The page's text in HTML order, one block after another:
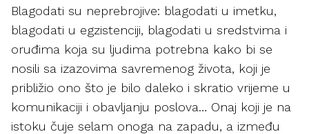
Blagodati su neprebrojive: blagodati u imetku,
blagodati u egzistenciji, blagodati u sredstvima i
oruđima koja su ljudima potrebna kako bi se
nosili sa izazovima savremenog života, koji je
približio ono što je bilo daleko i skratio vrijeme u
komunikaciji i obavljanju poslova… Onaj koji je na
istoku čuje selam onoga na zapadu, a između